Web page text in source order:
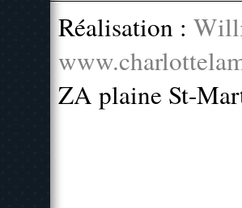
Réalisation :
ZA plaine St-